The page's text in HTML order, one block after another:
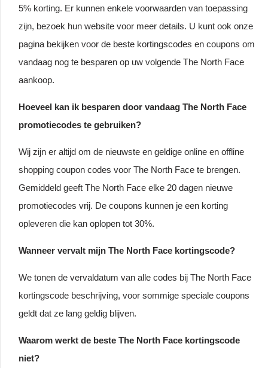
5% korting. Er kunnen enkele voorwaarden van toepassing
zijn, bezoek hun website voor meer details. U kunt ook onze
pagina bekijken voor de beste kortingscodes en coupons om
vandaag nog te besparen op uw volgende The North Face
aankoop.
Hoeveel kan ik besparen door vandaag The North Face
promotiecodes te gebruiken?
Wij zijn er altijd om de nieuwste en geldige online en offline
shopping coupon codes voor The North Face te brengen.
Gemiddeld geeft The North Face elke 20 dagen nieuwe
promotiecodes vrij. De coupons kunnen je een korting
opleveren die kan oplopen tot 30%.
Wanneer vervalt mijn The North Face kortingscode?
We tonen de vervaldatum van alle codes bij The North Face
kortingscode beschrijving, voor sommige speciale coupons
geldt dat ze lang geldig blijven.
Waarom werkt de beste The North Face kortingscode
niet?